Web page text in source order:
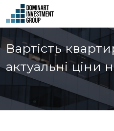
Вартість
актуальні ціни